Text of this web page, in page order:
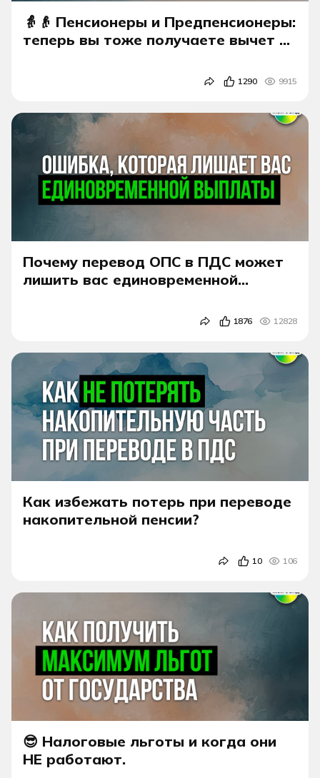
👵👴 Пенсионеры и Предпенсионеры:
теперь вы тоже получаете вычет по
1290 9915
Почему перевод ОПС в ПДС может
лишить вас единовременной
1876 12828
Как избежать потерь при переводе
накопительной пенсии?
10 106
😎 Налоговые льготы и когда они
НЕ работают.